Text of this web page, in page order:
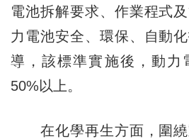
電池拆解要求、作業程式
力電池安全、環保、自動
導，該標準實施後，動力
50%以上。
在化學再生方面，圍繞